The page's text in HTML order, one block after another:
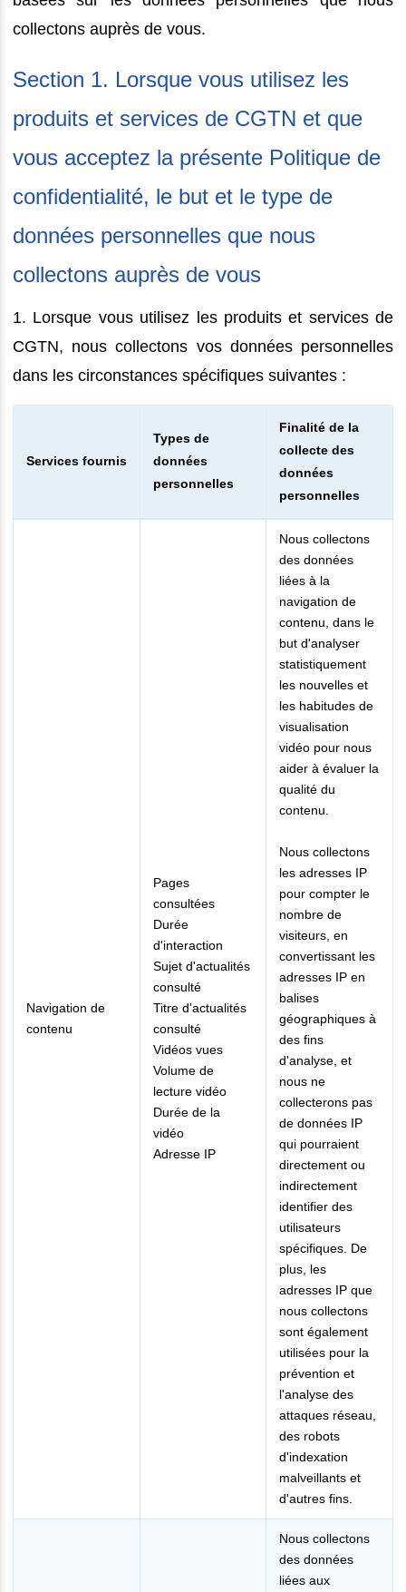
collectons auprès de vous.
Section 1. Lorsque vous utilisez les
produits et services de CGTN et que
vous acceptez la présente Politique de
confidentialité, le but et le type de
données personnelles que nous
collectons auprès de vous
1. Lorsque vous utilisez les produits et services de
CGTN, nous collectons vos données personnelles
dans les circonstances spécifiques suivantes :
Services fournis
Types de
données
personnelles
Finalité de la
collecte des
données
personnelles
Navigation de
contenu
Pages
consultées
Durée
d'interaction
Sujet d'actualités
consulté
Titre d'actualités
consulté
Vidéos vues
Volume de
lecture vidéo
Durée de la
vidéo
Adresse IP
Nous collectons
des données
liées à la
navigation de
contenu, dans le
but d'analyser
statistiquement
les nouvelles et
les habitudes de
visualisation
vidéo pour nous
aider à évaluer la
qualité du
contenu.
Nous collectons
les adresses IP
pour compter le
nombre de
visiteurs, en
convertissant les
adresses IP en
balises
géographiques à
des fins
d'analyse, et
nous ne
collecterons pas
de données IP
qui pourraient
directement ou
indirectement
identifier des
utilisateurs
spécifiques. De
plus, les
adresses IP que
nous collectons
sont également
utilisées pour la
prévention et
l'analyse des
attaques réseau,
des robots
d'indexation
malveillants et
d'autres fins.
Nous collectons
des données
liées aux